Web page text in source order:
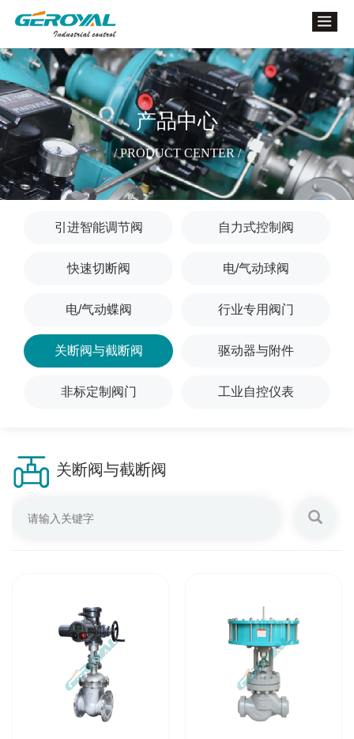
产品中心
/ PRODUCT CENTER /
引进智能调节阀 自力式控制阀
快速切断阀 电/气动球阀
电/气动蝶阀 行业专用阀门
关断阀与截断阀 驱动器与附件
非标定制阀门 工业自控仪表
关断阀与截断阀